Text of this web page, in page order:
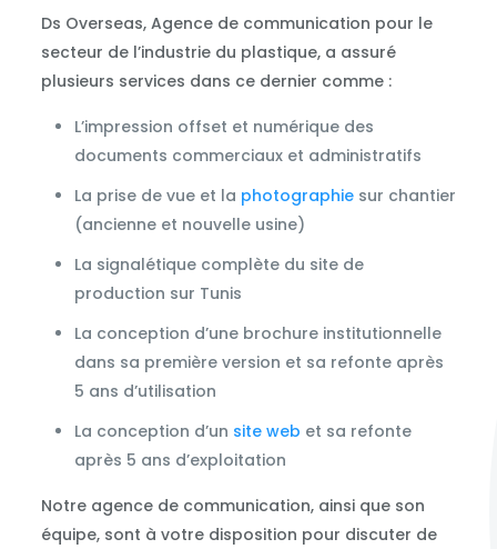
Ds Overseas, Agence de communication pour le
secteur de l’industrie du plastique, a assuré
plusieurs services dans ce dernier comme :
L’impression offset et numérique des
documents commerciaux et administratifs
La prise de vue et la photographiesur chantier
(ancienne et nouvelle usine)
La signalétique complète du site de
production sur Tunis
La conception d’une brochure institutionnelle
dans sa première version et sa refonte après
5 ans d’utilisation
La conception d’un site web et sa refonte
après 5 ans d’exploitation
Notre agence de communication, ainsi que son
équipe, sont à votre disposition pour discuter de